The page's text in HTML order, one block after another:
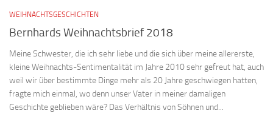
WEIHNACHTSGESCHICHTEN
Bernhards Weihnachtsbrief 2018
Meine Schwester, die ich sehr liebe und die sich über meine allererste,
kleine Weihnachts-Sentimentalität im Jahre 2010 sehr gefreut hat, auch
weil wir über bestimmte Dinge mehr als 20 Jahre geschwiegen hatten,
fragte mich einmal, wo denn unser Vater in meiner damaligen
Geschichte geblieben wäre? Das Verhältnis von Söhnen und...